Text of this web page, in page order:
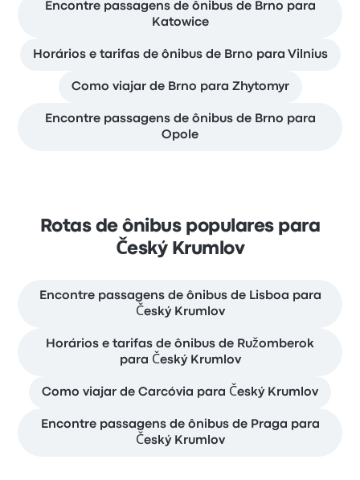
Encontre passagens de ônibus de Brno para
Katowice
Horários e tarifas de ônibus de Brno para Vilnius
Como viajar de Brno para Zhytomyr
Encontre passagens de ônibus de Brno para
Opole
Rotas de ônibus populares para
Český Krumlov
Encontre passagens de ônibus de Lisboa para
Český Krumlov
Horários e tarifas de ônibus de Ružomberok
para Český Krumlov
Como viajar de Carcóvia para Český Krumlov
Encontre passagens de ônibus de Praga para
Český Krumlov